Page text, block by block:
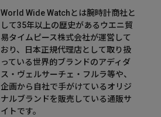
World Wide Watchとは腕時計商社と
して35年以上の歴史があるウエニ貿
易タイムピース株式会社が運営して
おり、日本正規代理店として取り扱
っている世界的ブランドのアディダ
ス・ヴェルサーチェ・フルラ等や、
企画から自社で手がけているオリジ
ナルブランドを販売している通販サ
イトです。